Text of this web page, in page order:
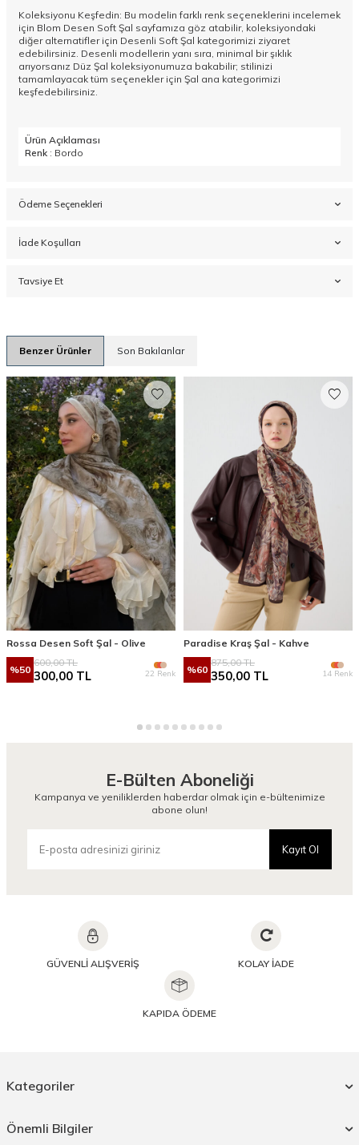
Koleksiyonu Keşfedin: Bu modelin farklı renk seçeneklerini incelemek
için Blom Desen Soft Şal sayfamıza göz atabilir, koleksiyondaki
diğer alternatifler için Desenli Soft Şal kategorimizi ziyaret
edebilirsiniz. Desenli modellerin yanı sıra, minimal bir şıklık
arıyorsanız Düz Şal koleksiyonumuza bakabilir; stilinizi
tamamlayacak tüm seçenekler için Şal ana kategorimizi
keşfedebilirsiniz.
Ürün Açıklaması
Renk : Bordo
Ödeme Seçenekleri
İade Koşulları
Tavsiye Et
Benzer Ürünler Son Bakılanlar
Rossa Desen Soft Şal - Olive
%50
600,00TL
300,00 TL 22 Renk
Paradise Kraş Şal - Kahve
%60
875,00TL
350,00 TL 14 Renk
E-Bülten Aboneliği
Kampanya ve yeniliklerden haberdar olmak için e-bültenimize
abone olun!
Kayıt Ol
GÜVENLİ ALIŞVERİŞ KOLAY İADE
KAPIDA ÖDEME
Kategoriler
Önemli Bilgiler